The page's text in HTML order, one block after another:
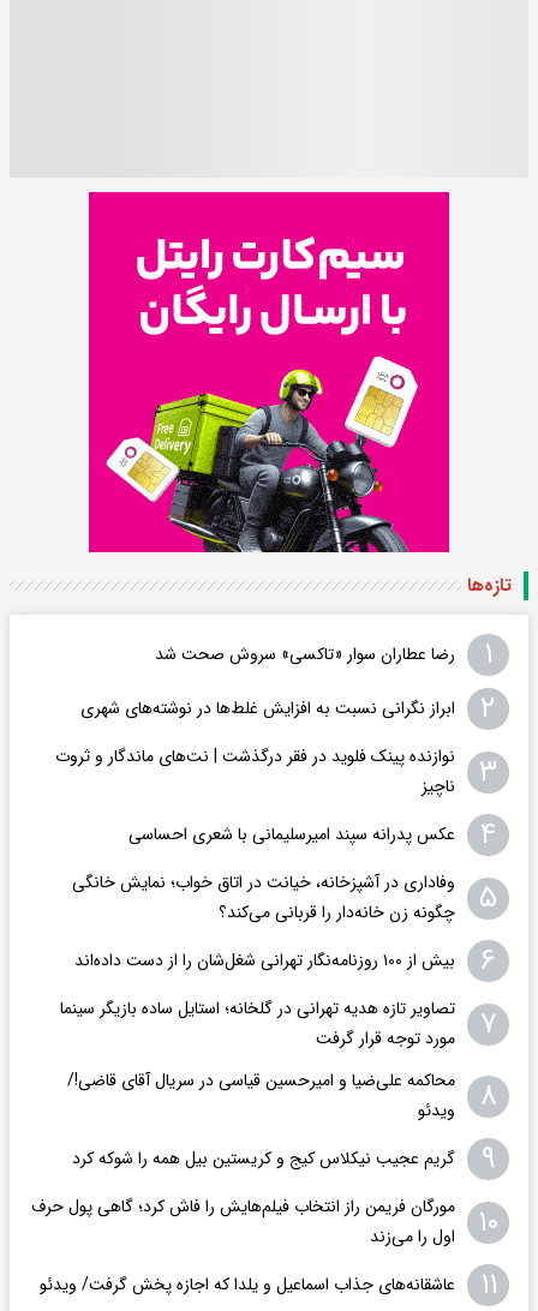
تازه‌ها
۱ رضا عطاران سوار «تاکسی» سروش صحت شد
۲ ابراز نگرانی نسبت به افزایش غلط‌ها در نوشته‌های شهری
۳
نوازنده پینک فلوید در فقر درگذشت | نت‌های ماندگار و ثروت
ناچیز
۴ عکس پدرانه سپند امیرسلیمانی با شعری احساسی
۵
وفاداری در آشپزخانه، خیانت در اتاق خواب؛ نمایش خانگی
چگونه زن خانه‌دار را قربانی می‌کند؟
۶ بیش از ۱۰۰ روزنامه‌نگار تهرانی شغل‌شان را از دست داده‌اند
۷
تصاویر تازه هدیه تهرانی در گلخانه؛ استایل ساده بازیگر سینما
مورد توجه قرار گرفت
۸
محاکمه علی‌ضیا و امیرحسین قیاسی در سریال آقای قاضی!/
ویدئو
۹ گریم عجیب نیکلاس کیج و کریستین بیل همه را شوکه کرد
۱۰
مورگان فریمن راز انتخاب فیلم‌هایش را فاش کرد؛ گاهی پول حرف
اول را می‌زند
۱۱ عاشقانه‌های جذاب اسماعیل و یلدا که اجازه پخش گرفت/ ویدئو